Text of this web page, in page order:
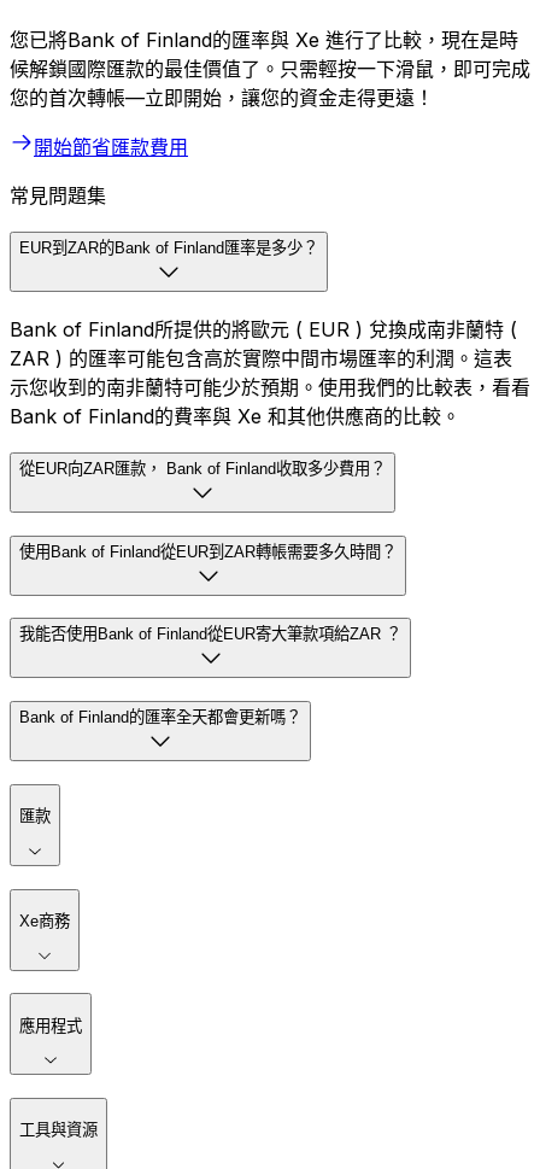
您已將Bank of Finland的匯率與 Xe 進行了比較，現在是時
候解鎖國際匯款的最佳價值了。只需輕按一下滑鼠，即可完成
您的首次轉帳—立即開始，讓您的資金走得更遠！
開始節省匯款費用
常見問題集
EUR到ZAR的Bank of Finland匯率是多少？
Bank of Finland所提供的將歐元 ( EUR ) 兌換成南非蘭特 (
ZAR ) 的匯率可能包含高於實際中間市場匯率的利潤。這表
示您收到的南非蘭特可能少於預期。使用我們的比較表，看看
Bank of Finland的費率與 Xe 和其他供應商的比較。
從EUR向ZAR匯款， Bank of Finland收取多少費用？
使用Bank of Finland從EUR到ZAR轉帳需要多久時間？
我能否使用Bank of Finland從EUR寄大筆款項給ZAR ？
Bank of Finland的匯率全天都會更新嗎？
匯款
Xe商務
應用程式
工具與資源